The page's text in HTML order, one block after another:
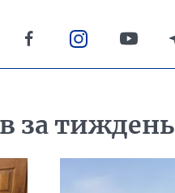
за тиждень